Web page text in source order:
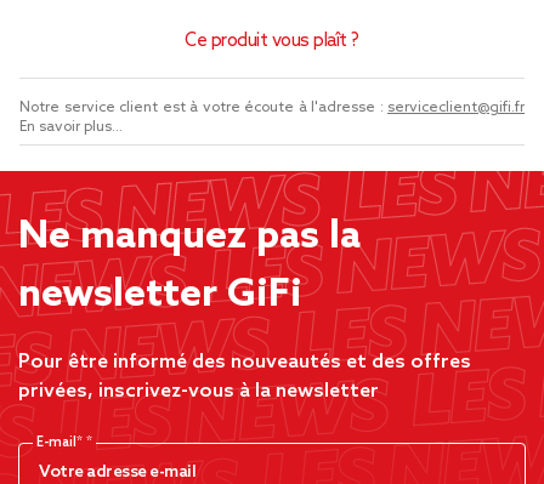
Ce produit vous plaît ?
Notre service client est à votre écoute à l'adresse : serviceclient@gifi.fr
En savoir plus...
Ne manquez pas la
newsletter GiFi
Pour être informé des nouveautés et des offres
privées, inscrivez-vous à la newsletter
E-mail*